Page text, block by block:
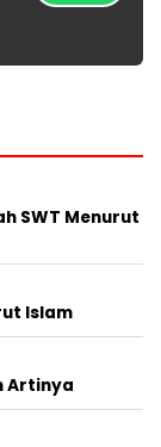
SWT Menurut
Islam
Artinya